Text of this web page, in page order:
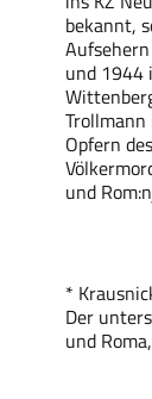
bekannt,
und 1944
Opfern
und
*
Der
und